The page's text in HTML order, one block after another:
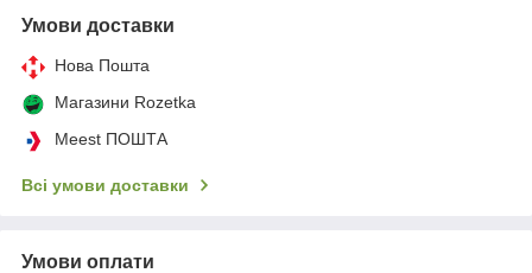
Умови доставки
Нова Пошта
Магазини Rozetka
Meest ПОШТА
Всі умови доставки
Умови оплати